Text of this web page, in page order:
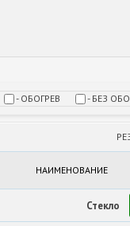
- ОБОГРЕВ - БЕЗ
НАИМЕНОВАНИЕ
Стекло